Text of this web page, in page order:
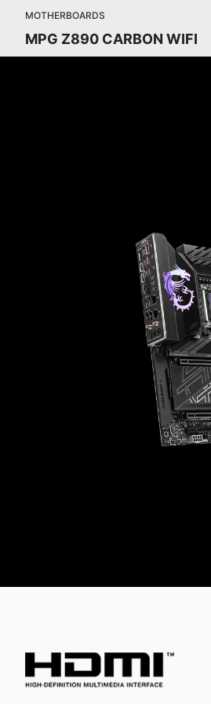
MOTHERBOARDS
MPG Z890 CARBON WIFI